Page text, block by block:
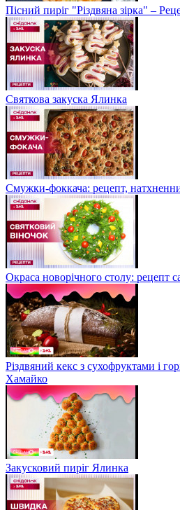
Пісний пиріг "Різдвяна зірка" –
Святкова закуска Ялинка
Смужки-фоккача: рецепт,
Окраса новорічного столу: рецепт
Різдвяний кекс з сухофруктами і
Хамайко
Закусковий пиріг Ялинка